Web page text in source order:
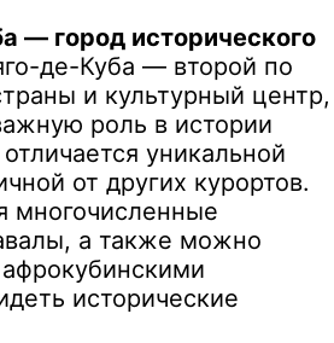
— город исторического
де-Куба — второй по
и культурный центр,
роль в истории
уникальной
от других курортов.
многочисленные
а также можно
исторические